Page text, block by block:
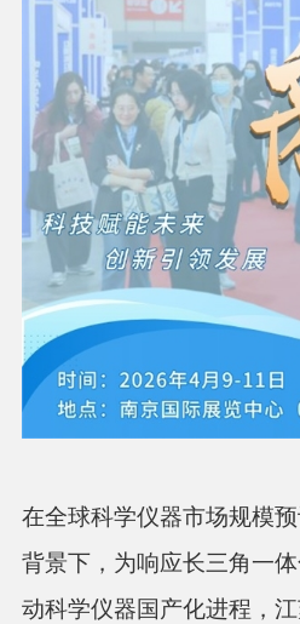
在全球科学仪器市场规模
背景下，为响应长三角一
动科学仪器国产化进程，江